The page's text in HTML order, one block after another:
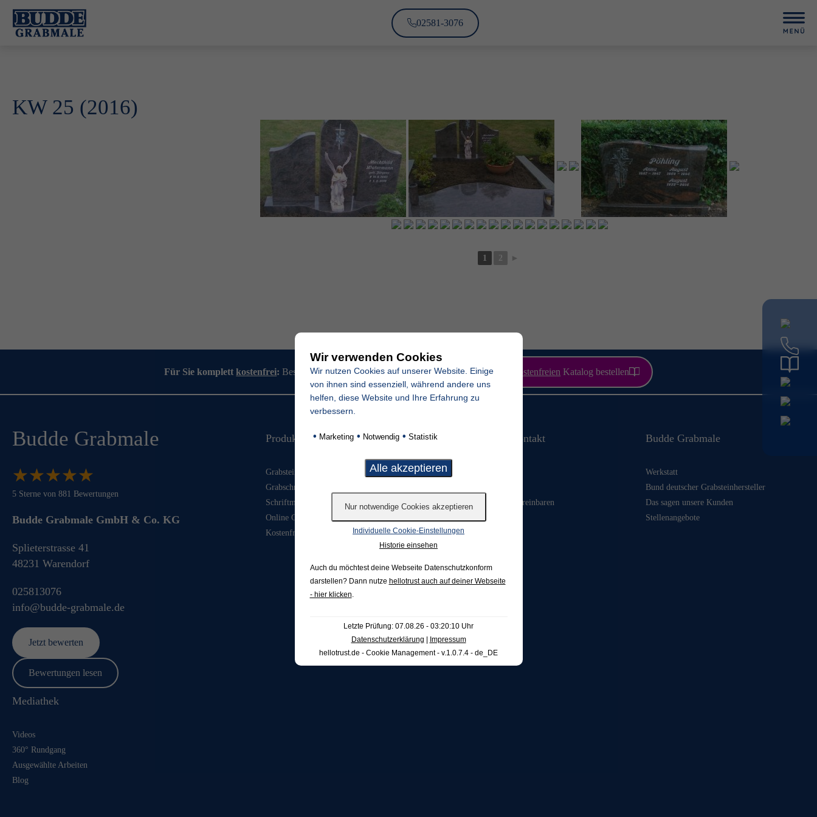
02581-3076
KW 25 (2016)
1 2 ►
Für Sie komplettkostenfrei: Bestellen Sie jetzt unseren hochwertigen Produktkatalog Kostenfreien Katalog bestellen
Budde Grabmale
★★★★★
★★★★★
5 Sterne von 881 Bewertungen
Budde Grabmale GmbH & Co. KG
info@budde-grabmale.de
025813076
Splieterstrasse 41
48231 Warendorf
Jetzt bewerten
Bewertungen lesen
Produkte & Ausstellung
Grabsteine
Grabschmuck
Schriftmuster
Online Grabstein Anfrage
Kostenfreier Katalog
Beratung & Kontakt
Beratungstermin vereinbaren
Budde Grabmale
Werkstatt
Bund deutscher Grabsteinhersteller
Das sagen unsere Kunden
Stellenangebote
Mediathek
Videos
360° Rundgang
Ausgewählte Arbeiten
Blog
Wir verwenden Cookies
Wir nutzen Cookies auf unserer Website. Einige
von ihnen sind essenziell, während andere uns
helfen, diese Website und Ihre Erfahrung zu
verbessern.
• Marketing • Notwendig • Statistik
Individuelle Cookie-Einstellungen
Historie einsehen
Auch du möchtest deine Webseite Datenschutzkonform
darstellen? Dann nutze hellotrust auch auf deiner Webseite
- hier klicken
Letzte Prüfung: 07.08.26 - 03:20:10 Uhr
Datenschutzerklärung | Impressum
hellotrust.de - Cookie Management - v.1.0.7.4 - de_DE